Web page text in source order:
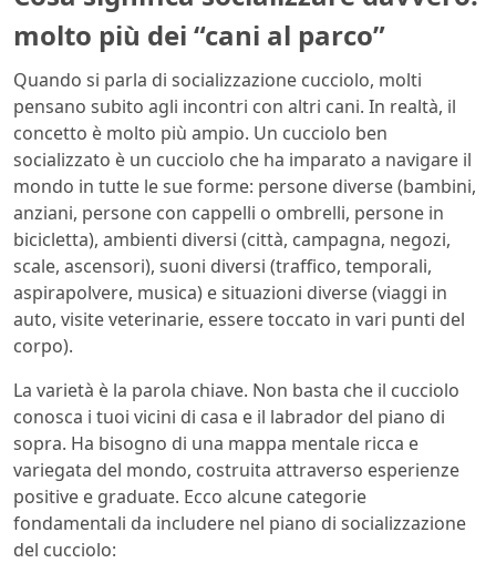
molto più dei “cani al parco”
Quando si parla di socializzazione cucciolo, molti
pensano subito agli incontri con altri cani. In realtà, il
concetto è molto più ampio. Un cucciolo ben
socializzato è un cucciolo che ha imparato a navigare il
mondo in tutte le sue forme: persone diverse (bambini,
anziani, persone con cappelli o ombrelli, persone in
bicicletta), ambienti diversi (città, campagna, negozi,
scale, ascensori), suoni diversi (traffico, temporali,
aspirapolvere, musica) e situazioni diverse (viaggi in
auto, visite veterinarie, essere toccato in vari punti del
corpo).
La varietà è la parola chiave. Non basta che il cucciolo
conosca i tuoi vicini di casa e il labrador del piano di
sopra. Ha bisogno di una mappa mentale ricca e
variegata del mondo, costruita attraverso esperienze
positive e graduate. Ecco alcune categorie
fondamentali da includere nel piano di socializzazione
del cucciolo: